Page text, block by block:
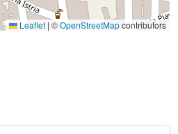
Leaflet | ©OpenStreetMapcontributors